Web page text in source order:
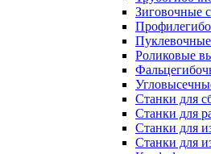
Зиговочные
Роликовые
Станки для
Станки для
Станки для
Станки для